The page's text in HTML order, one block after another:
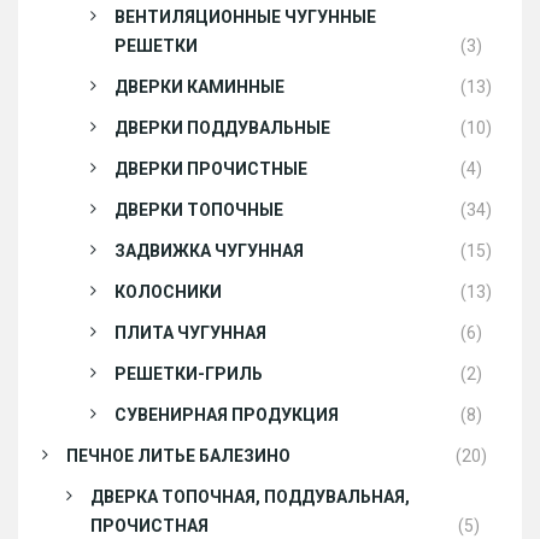
ВЕНТИЛЯЦИОННЫЕ ЧУГУННЫЕ
РЕШЕТКИ
(3)
ДВЕРКИ КАМИННЫЕ (13)
ДВЕРКИ ПОДДУВАЛЬНЫЕ (10)
ДВЕРКИ ПРОЧИСТНЫЕ (4)
ДВЕРКИ ТОПОЧНЫЕ (34)
ЗАДВИЖКА ЧУГУННАЯ (15)
КОЛОСНИКИ (13)
ПЛИТА ЧУГУННАЯ (6)
РЕШЕТКИ-ГРИЛЬ (2)
СУВЕНИРНАЯ ПРОДУКЦИЯ (8)
ПЕЧНОЕ ЛИТЬЕ БАЛЕЗИНО (20)
ДВЕРКА ТОПОЧНАЯ, ПОДДУВАЛЬНАЯ,
ПРОЧИСТНАЯ
(5)